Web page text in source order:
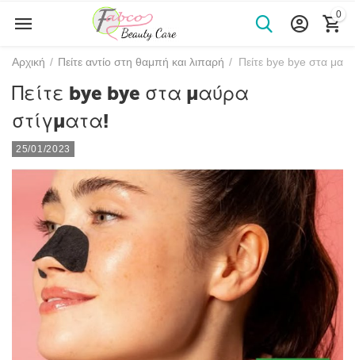
0
Αρχική / Πείτε αντίο στη θαμπή και λιπαρή / Πείτε bye bye στα
Πείτε bye bye στα μαύρα
στίγματα!
25/01/2023